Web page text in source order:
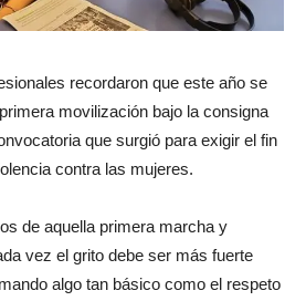
recordaron que este año se
movilización bajo la consigna
que surgió para exigir el fin
contra las mujeres.
de aquella primera marcha y
vez el grito debe ser más fuerte
algo tan básico como el respeto